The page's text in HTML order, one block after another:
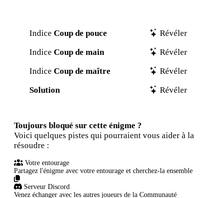
Indice Coup de pouce
Révéler
Indice Coup de main
Révéler
Indice Coup de maître
Révéler
Solution
Révéler
Toujours bloqué sur cette énigme ?
Voici quelques pistes qui pourraient vous aider à la
résoudre :
Votre entourage
Partagez l'énigme avec votre entourage et cherchez-la ensemble
Serveur Discord
Venez échanger avec les autres joueurs de la Communauté